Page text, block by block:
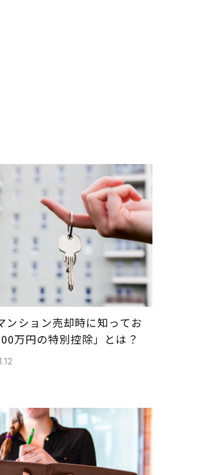
ンション売却時に知ってお
万円の特別控除」とは？